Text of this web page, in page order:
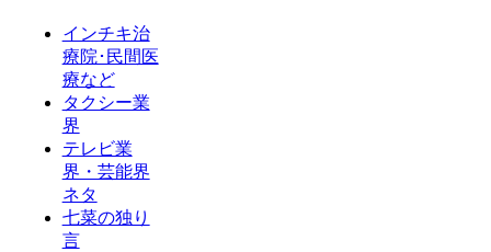
インチキ治
療院･民間医
療など
タクシー業
界
テレビ業
界・芸能界
ネタ
七菜の独り
言